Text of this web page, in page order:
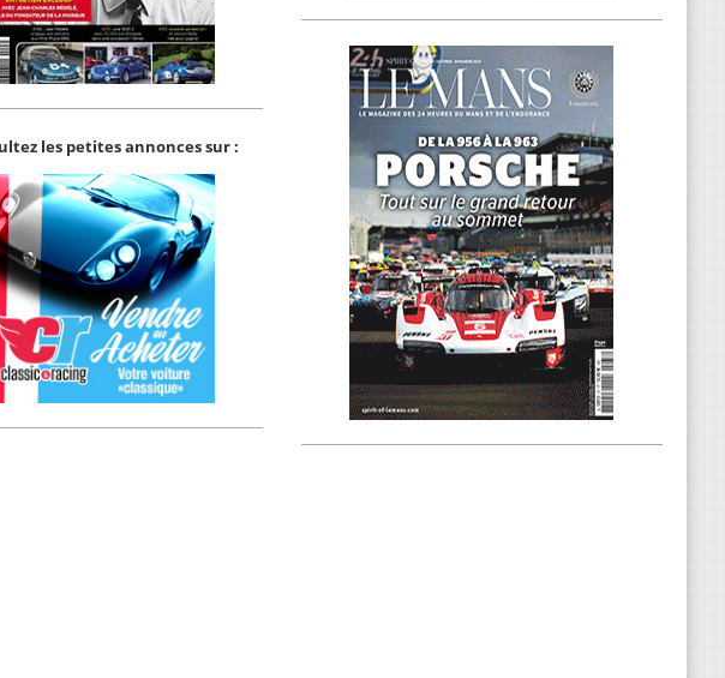
les petites annonces sur :